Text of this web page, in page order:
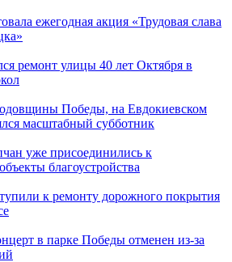
ежегодная акция «Трудовая слава
ремонт улицы 40 лет Октября в
Победы, на Евдокиевском
масштабный субботник
уже присоединились к
благоустройства
к ремонту дорожного покрытия
в парке Победы отменен из-за